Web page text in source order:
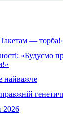
—
«Будуємо
найважче
2026